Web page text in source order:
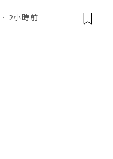
2小時前